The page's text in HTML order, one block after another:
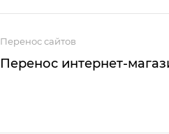
Перенос сайтов
Перенос интернет-